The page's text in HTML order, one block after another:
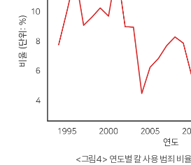
<그림4> 연도별 칼 사용 범죄 비